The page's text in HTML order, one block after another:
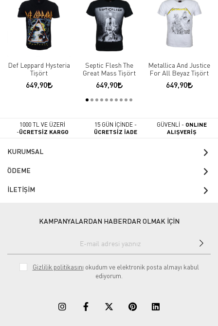
Def Leppard Hysteria
Tişört
649,90
Septic Flesh The
Great Mass Tişört
649,90
Metallica And Justice
For All Beyaz Tişört
649,90
1000 TL VE ÜZERİ
-ÜCRETSİZ KARGO
15 GÜN İÇİNDE -
ÜCRETSİZ İADE
GÜVENLİ - ONLINE
ALIŞVERİŞ
KURUMSAL
ÖDEME
İLETİŞİM
KAMPANYALARDAN HABERDAR OLMAK İÇİN
Gizlilik politikasını okudum ve elektronik posta almayı kabul
ediyorum.